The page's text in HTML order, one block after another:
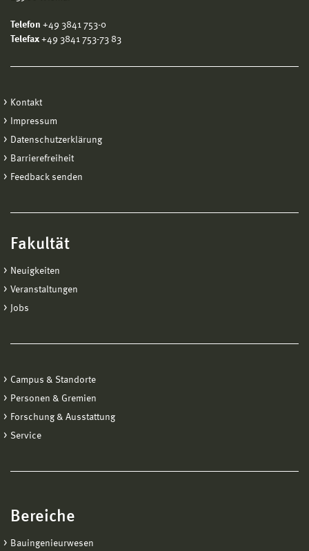
Telefon +49 3841 753-0
Telefax +49 3841 753-73 83
Kontakt
Impressum
Datenschutzerklärung
Barrierefreiheit
Feedback senden
Fakultät
Neuigkeiten
Veranstaltungen
Jobs
Campus & Standorte
Personen & Gremien
Forschung & Ausstattung
Service
Bereiche
Bauingenieurwesen